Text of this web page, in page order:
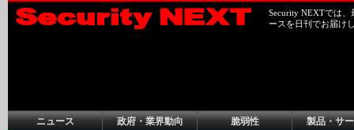
Security NEXTでは
ースを日刊でお届け
ニュース 政府・業界動向 脆弱性 製品・サ